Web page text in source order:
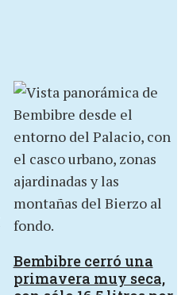
Bembibre cerró una
primavera muy seca,